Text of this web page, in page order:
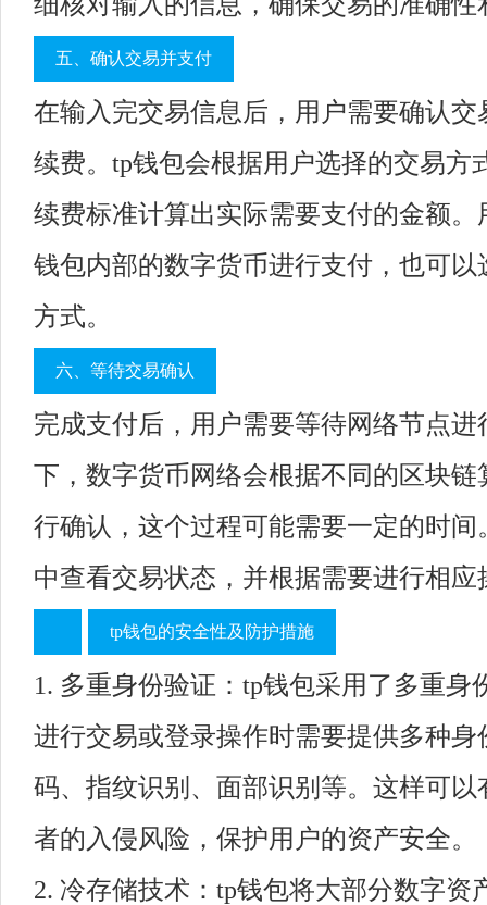
五、确认交易并支付
在输入完交易信息后，用户需要确认交
续费。tp钱包会根据用户选择的交易方
续费标准计算出实际需要支付的金额。
钱包内部的数字货币进行支付，也可以
方式。
六、等待交易确认
完成支付后，用户需要等待网络节点
下，数字货币网络会根据不同的区块链
行确认，这个过程可能需要一定的时间
中查看交易状态，并根据需要进行相应
tp钱包的安全性及防护措施
1. 多重身份验证：tp钱包采用了多重身
进行交易或登录操作时需要提供多种身
码、指纹识别、面部识别等。这样可以
者的入侵风险，保护用户的资产安全。
2. 冷存储技术：tp钱包将大部分数字资